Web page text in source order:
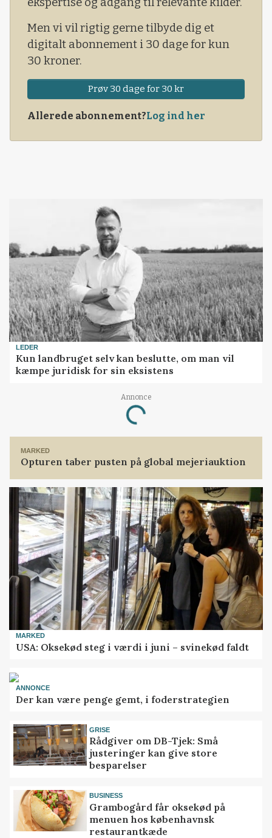
Men vi vil rigtig gerne tilbyde dig et
digitalt abonnement i 30 dage for kun
30 kroner.
Prøv 30 dage for 30 kr
Allerede abonnement?Log ind her
LEDER
Kun landbruget selv kan beslutte, om man vil
kæmpe juridisk for sin eksistens
Annonce
Loading...
MARKED
Opturen taber pusten på global mejeriauktion
MARKED
USA: Oksekød steg i værdi i juni – svinekød faldt
ANNONCE
Der kan være penge gemt, i foderstrategien
GRISE
Rådgiver om DB-Tjek: Små
justeringer kan give store
besparelser
BUSINESS
Grambogård får oksekød på
menuen hos københavnsk
restaurantkæde